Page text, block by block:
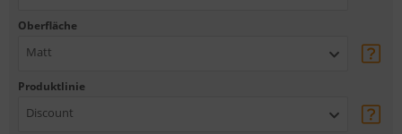
Oberfläche
Matt
Produktlinie
Discount